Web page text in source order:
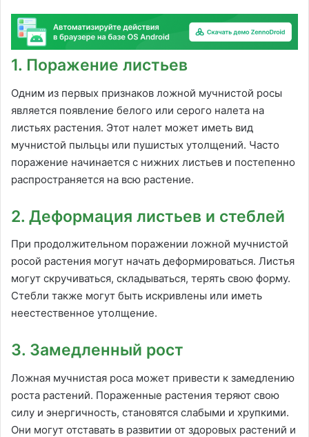
1. Поражение листьев
Одним из первых признаков ложной мучнистой росы
является появление белого или серого налета на
листьях растения. Этот налет может иметь вид
мучнистой пыльцы или пушистых утолщений. Часто
поражение начинается с нижних листьев и постепенно
распространяется на всю растение.
2. Деформация листьев и стеблей
При продолжительном поражении ложной мучнистой
росой растения могут начать деформироваться. Листья
могут скручиваться, складываться, терять свою форму.
Стебли также могут быть искривлены или иметь
неестественное утолщение.
3. Замедленный рост
Ложная мучнистая роса может привести к замедлению
роста растений. Пораженные растения теряют свою
силу и энергичность, становятся слабыми и хрупкими.
Они могут отставать в развитии от здоровых растений и